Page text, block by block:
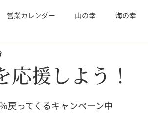
営業カレンダー 山の幸 海の幸
応援しよう！
戻ってくるキャンペーン中